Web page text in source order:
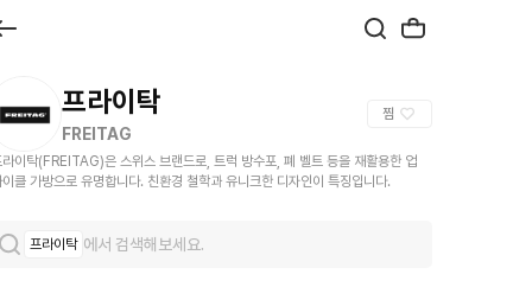
프라이탁
FREITAG
찜
라이탁(FREITAG)은 스위스 브랜드로, 트럭 방수포, 폐 벨트 등을 재활용한 업
클 가방으로 유명합니다. 친환경 철학과 유니크한 디자인이 특징입니다.
프라이탁 에서 검색해보세요.